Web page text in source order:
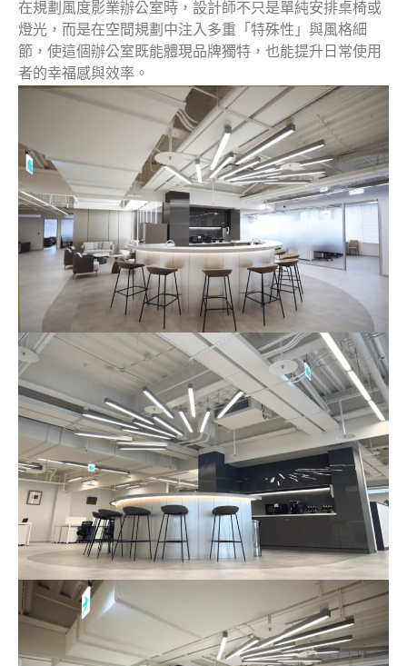
在規劃風度影業辦公室時，設計師不只是單純安排桌椅或
燈光，而是在空間規劃中注入多重「特殊性」與風格細
節，使這個辦公室既能體現品牌獨特，也能提升日常使用
者的幸福感與效率。